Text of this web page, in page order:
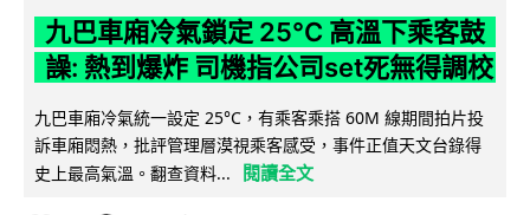
九巴車廂冷氣鎖定 25°C 高溫下乘客鼓
譟: 熱到爆炸 司機指公司set死無得調校
九巴車廂冷氣統一設定 25°C，有乘客乘搭 60M 線期間拍片投
訴車廂悶熱，批評管理層漠視乘客感受，事件正值天文台錄得
史上最高氣溫。翻查資料...
閱讀全文